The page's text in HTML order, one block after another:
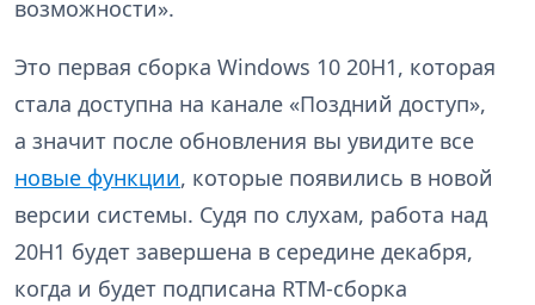
возможности».
Это первая сборка Windows 10 20H1, которая
стала доступна на канале «Поздний доступ»,
а значит после обновления вы увидите все
новые функции, которые появились в новой
версии системы. Судя по слухам, работа над
20H1 будет завершена в середине декабря,
когда и будет подписана RTM-сборка